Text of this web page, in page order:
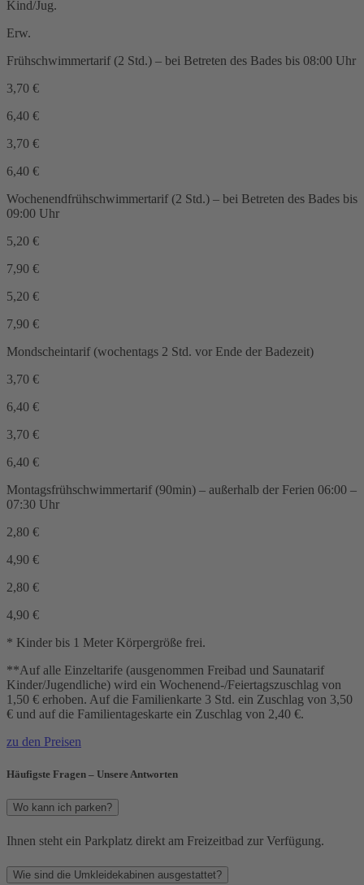
Kind/Jug.
Erw.
Frühschwimmertarif (2 Std.) – bei Betreten des Bades bis 08:00 Uhr
3,70 €
6,40 €
3,70 €
6,40 €
Wochenendfrühschwimmertarif (2 Std.) – bei Betreten des Bades bis
09:00 Uhr
5,20 €
7,90 €
5,20 €
7,90 €
Mondscheintarif (wochentags 2 Std. vor Ende der Badezeit)
3,70 €
6,40 €
3,70 €
6,40 €
Montagsfrühschwimmertarif (90min) – außerhalb der Ferien 06:00 –
07:30 Uhr
2,80 €
4,90 €
2,80 €
4,90 €
* Kinder bis 1 Meter Körpergröße frei.
**Auf alle Einzeltarife (ausgenommen Freibad und Saunatarif
Kinder/Jugendliche) wird ein Wochenend-/Feiertagszuschlag von
1,50 € erhoben. Auf die Familienkarte 3 Std. ein Zuschlag von 3,50
€ und auf die Familientageskarte ein Zuschlag von 2,40 €.
zu den Preisen
Häufigste Fragen – Unsere Antworten
Wo kann ich parken?
Ihnen steht ein Parkplatz direkt am Freizeitbad zur Verfügung.
Wie sind die Umkleidekabinen ausgestattet?